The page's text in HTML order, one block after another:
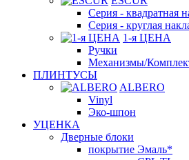
Серия - квадратная
Серия - круглая
1-я ЦЕНА
Ручки
Механизмы/
ПЛИНТУСЫ
ALBERO
Vinyl
Эко-шпон
УЦЕНКА
Дверные блоки
покрытие Эмаль*